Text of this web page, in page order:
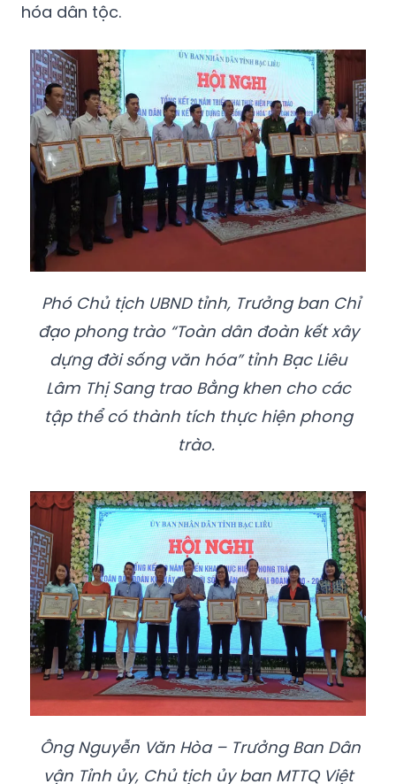
hóa dân tộc.
Phó Chủ tịch UBND tỉnh, Trưởng ban Chỉ
đạo phong trào “Toàn dân đoàn kết xây
dựng đời sống văn hóa” tỉnh Bạc Liêu
Lâm Thị Sang trao Bằng khen cho các
tập thể có thành tích thực hiện phong
trào.
Ông Nguyễn Văn Hòa – Trưởng Ban Dân
vận Tỉnh ủy, Chủ tịch ủy ban MTTQ Việt